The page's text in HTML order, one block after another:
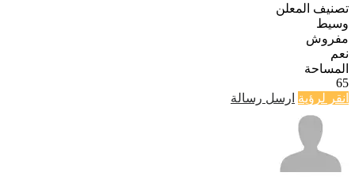
تصنيف المعلن
وسيط
مفروش
نعم
المساحة
65
انقر لرؤية ارسل رسالة